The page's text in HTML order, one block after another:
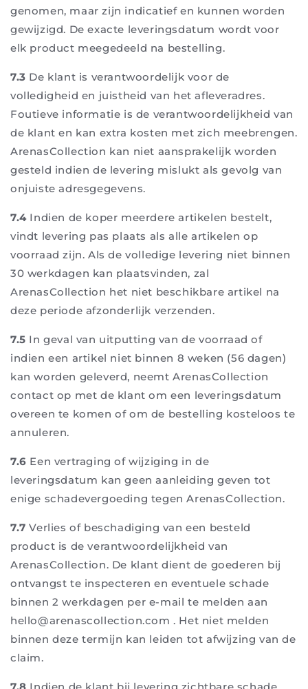
genomen, maar zijn indicatief en kunnen worden
gewijzigd. De exacte leveringsdatum wordt voor
elk product meegedeeld na bestelling.
7.3 De klant is verantwoordelijk voor de
volledigheid en juistheid van het afleveradres.
Foutieve informatie is de verantwoordelijkheid van
de klant en kan extra kosten met zich meebrengen.
ArenasCollection kan niet aansprakelijk worden
gesteld indien de levering mislukt als gevolg van
onjuiste adresgegevens.
7.4Indien de koper meerdere artikelen bestelt,
vindt levering pas plaats als alle artikelen op
voorraad zijn. Als de volledige levering niet binnen
30 werkdagen kan plaatsvinden, zal
ArenasCollection het niet beschikbare artikel na
deze periode afzonderlijk verzenden.
7.5 In geval van uitputting van de voorraad of
indien een artikel niet binnen 8 weken (56 dagen)
kan worden geleverd, neemt ArenasCollection
contact op met de klant om een leveringsdatum
overeen te komen of om de bestelling kosteloos te
annuleren.
7.6 Een vertraging of wijziging in de
leveringsdatum kan geen aanleiding geven tot
enige schadevergoeding tegen ArenasCollection.
7.7 Verlies of beschadiging van een besteld
product is de verantwoordelijkheid van
ArenasCollection. De klant dient de goederen bij
ontvangst te inspecteren en eventuele schade
binnen 2 werkdagen per e-mail te melden aan
hello@arenascollection.com . Het niet melden
binnen deze termijn kan leiden tot afwijzing van de
claim.